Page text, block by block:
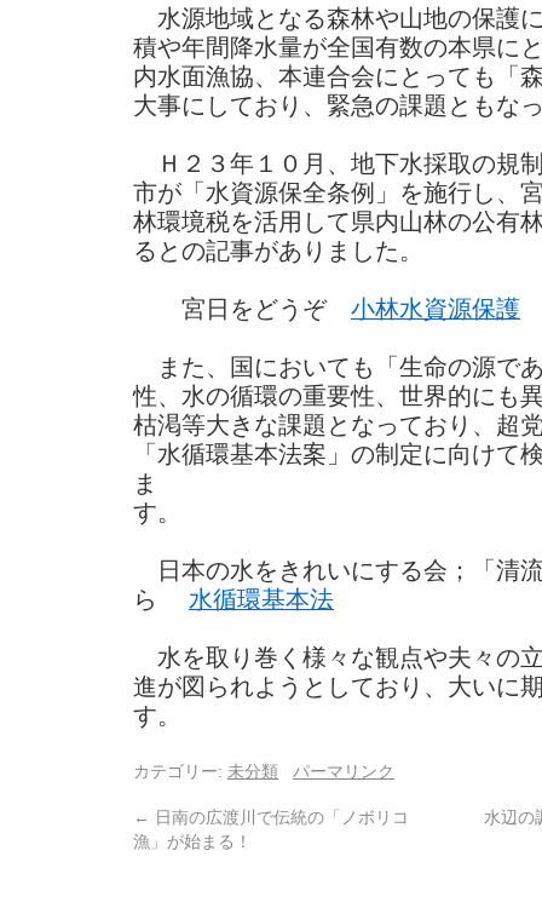
水源地域となる森林や山地の保護
積や年間降水量が全国有数の本県に
内水面漁協、本連合会にとっても「
大事にしており、緊急の課題ともな
Ｈ２３年１０月、地下水採取の規
市が「水資源保全条例」を施行し、
林環境税を活用して県内山林の公有
るとの記事がありました。
宮日をどうぞ 小林水資源保護
また、国においても「生命の源で
性、水の循環の重要性、世界的にも
枯渇等大きな課題となっており、超
「水循環基本法案」の制定に向けて
ま
日本の水をきれいにする会；「清
ら 水循環基本法
水を取り巻く様々な観点や夫々の
進が図られようとしており、大いに
す。
カテゴリー: 未分類 パーマリンク
← 日南の広渡川で伝統の「ノボリコ
漁」が始まる！
水辺の